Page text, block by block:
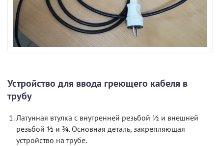
Устройство для ввода греющего кабеля в
трубу
Латунная втулка с внутренней резьбой ½ и внешней
резьбой ½ и ¾. Основная деталь, закрепляющая
устройство на трубе.